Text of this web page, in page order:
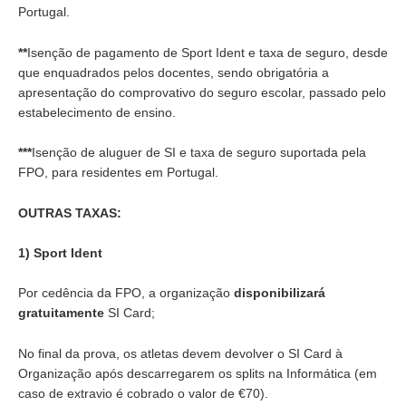
Portugal.
**Isenção de pagamento de Sport Ident e taxa de seguro, desde
que enquadrados pelos docentes, sendo obrigatória a
apresentação do comprovativo do seguro escolar, passado pelo
estabelecimento de ensino.
***Isenção de aluguer de SI e taxa de seguro suportada pela
FPO, para residentes em Portugal.
OUTRAS TAXAS:
1) Sport Ident
Por cedência da FPO, a organização disponibilizará
gratuitamente SI Card;
No final da prova, os atletas devem devolver o SI Card à
Organização após descarregarem os splits na Informática (em
caso de extravio é cobrado o valor de €70).